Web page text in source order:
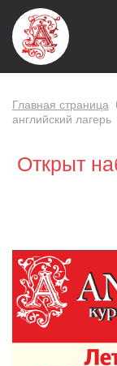
Главная страница
английский лагерь
Открыт